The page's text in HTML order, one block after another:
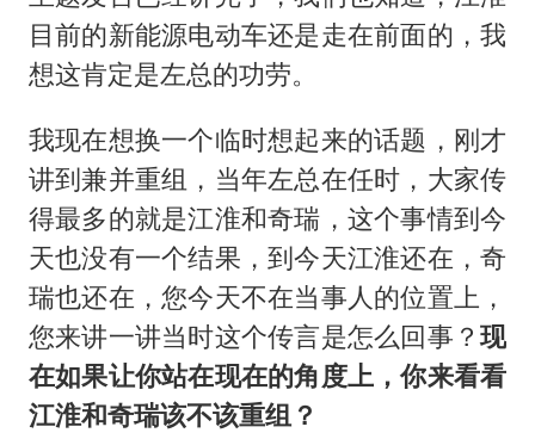
目前的新能源电动车还是走在前面的，我
想这肯定是左总的功劳。
我现在想换一个临时想起来的话题，刚才
讲到兼并重组，当年左总在任时，大家传
得最多的就是江淮和奇瑞，这个事情到今
天也没有一个结果，到今天江淮还在，奇
瑞也还在，您今天不在当事人的位置上，
您来讲一讲当时这个传言是怎么回事？现
在如果让你站在现在的角度上，你来看看
江淮和奇瑞该不该重组？